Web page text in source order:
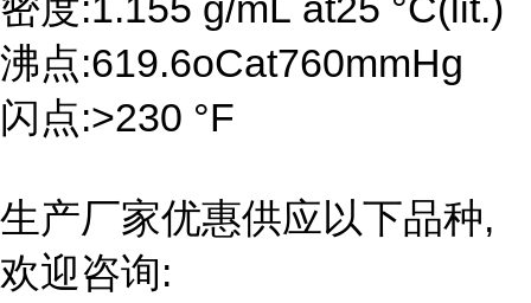
沸点:619.6oCat760mmHg
闪点:>230 °F
生产厂家优惠供应以下品种,
欢迎咨询: